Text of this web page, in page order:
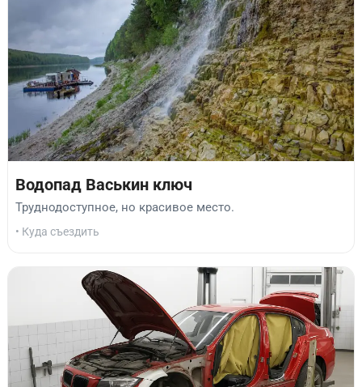
Водопад Васькин ключ
Труднодоступное, но красивое место.
• Куда съездить